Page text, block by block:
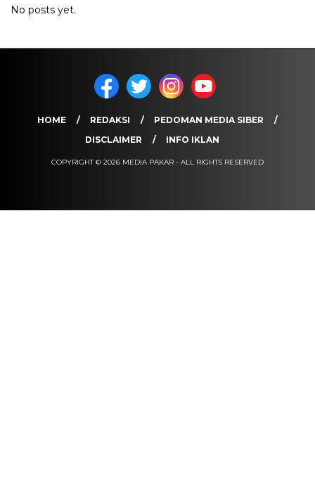
No posts yet.
HOME REDAKSI
PEDOMAN MEDIA SIBER
DISCLAIMER
INFO IKLAN
COPYRIGHT © 2026 MEDIA PAKAR - ALL RIGHTS RESERVED